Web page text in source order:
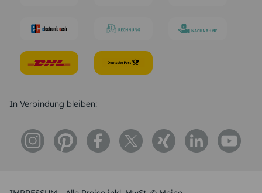
In Verbindung bleiben: